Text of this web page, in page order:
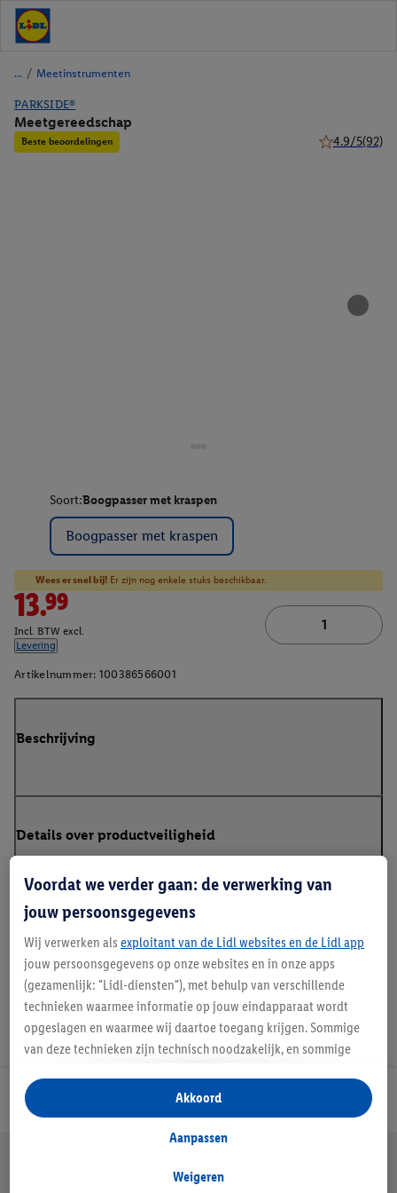
/ Meetinstrumenten
PARKSIDE®
Meetgereedschap
Beste beoordelingen 4.9/5(92)
Soort:Boogpasser met kraspen
Boogpasser met kraspen
Wees er snel bij! Er zijn nog enkele stuks beschikbaar.
13.99
Incl. BTW excl.
Levering
Artikelnummer: 100386566001
Beschrijving
Details over productveiligheid
Handleidingen en downloads
Lidl Nieuwsbrief
Veilig winkelen
Voordat we verder gaan: de verwerking van
jouw persoonsgegevens
Wij verwerken als exploitant van de Lidl websites en de Lidl app
jouw persoonsgegevens op onze websites en in onze apps
(gezamenlijk: "Lidl-diensten"), met behulp van verschillende
technieken waarmee informatie op jouw eindapparaat wordt
opgeslagen en waarmee wij daartoe toegang krijgen. Sommige
van deze technieken zijn technisch noodzakelijk, en sommige
opslaan van voorkeursinstellingen, het verzamelen en
analyseren van statistieken of voor het tonen van
gepersonaliseerde reclame binnen en buiten de Lidl-diensten.
gegevens over jouw aankoopgedrag in de winkel ook voor de
Weigeren
Aanpassen
Akkoord